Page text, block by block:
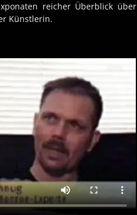
reicher Überblick über
Künstlerin.